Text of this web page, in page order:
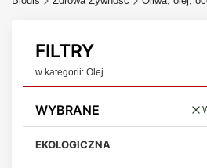
FILTRY
w kategorii: Olej
WYBRANE
EKOLOGICZNA